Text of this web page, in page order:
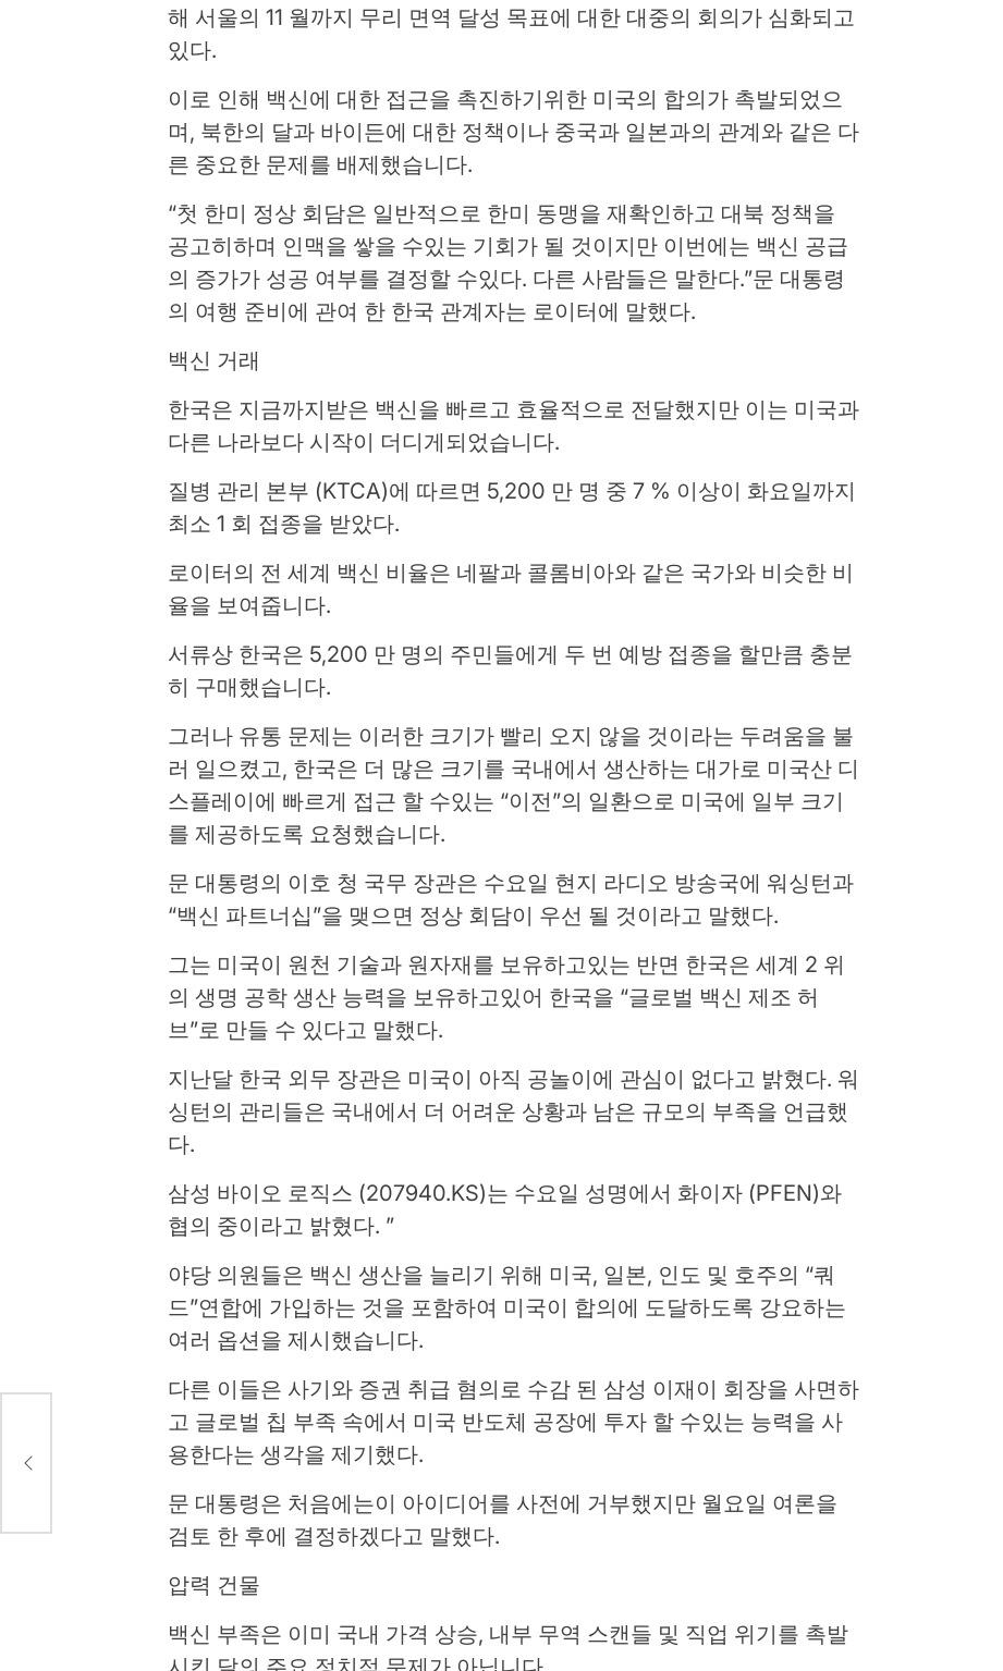
해 서울의 11 월까지 무리 면역 달성 목표에 대한 대중의 회의가 심화되고
있다.
이로 인해 백신에 대한 접근을 촉진하기위한 미국의 합의가 촉발되었으
며, 북한의 달과 바이든에 대한 정책이나 중국과 일본과의 관계와 같은 다
른 중요한 문제를 배제했습니다.
“첫 한미 정상 회담은 일반적으로 한미 동맹을 재확인하고 대북 정책을
공고히하며 인맥을 쌓을 수있는 기회가 될 것이지만 이번에는 백신 공급
의 증가가 성공 여부를 결정할 수있다. 다른 사람들은 말한다.”문 대통령
의 여행 준비에 관여 한 한국 관계자는 로이터에 말했다.
백신 거래
한국은 지금까지받은 백신을 빠르고 효율적으로 전달했지만 이는 미국과
다른 나라보다 시작이 더디게되었습니다.
질병 관리 본부 (KTCA)에 따르면 5,200 만 명 중 7 % 이상이 화요일까지
최소 1 회 접종을 받았다.
로이터의 전 세계 백신 비율은 네팔과 콜롬비아와 같은 국가와 비슷한 비
율을 보여줍니다.
서류상 한국은 5,200 만 명의 주민들에게 두 번 예방 접종을 할만큼 충분
히 구매했습니다.
그러나 유통 문제는 이러한 크기가 빨리 오지 않을 것이라는 두려움을 불
러 일으켰고, 한국은 더 많은 크기를 국내에서 생산하는 대가로 미국산 디
스플레이에 빠르게 접근 할 수있는 “이전”의 일환으로 미국에 일부 크기
를 제공하도록 요청했습니다.
문 대통령의 이호 청 국무 장관은 수요일 현지 라디오 방송국에 워싱턴과
“백신 파트너십”을 맺으면 정상 회담이 우선 될 것이라고 말했다.
그는 미국이 원천 기술과 원자재를 보유하고있는 반면 한국은 세계 2 위
의 생명 공학 생산 능력을 보유하고있어 한국을 “글로벌 백신 제조 허
브”로 만들 수 있다고 말했다.
지난달 한국 외무 장관은 미국이 아직 공놀이에 관심이 없다고 밝혔다. 워
싱턴의 관리들은 국내에서 더 어려운 상황과 남은 규모의 부족을 언급했
다.
삼성 바이오 로직스 (207940.KS)는 수요일 성명에서 화이자 (PFEN)와
협의 중이라고 밝혔다. ”
야당 의원들은 백신 생산을 늘리기 위해 미국, 일본, 인도 및 호주의 “쿼
드”연합에 가입하는 것을 포함하여 미국이 합의에 도달하도록 강요하는
여러 옵션을 제시했습니다.
다른 이들은 사기와 증권 취급 혐의로 수감 된 삼성 이재이 회장을 사면하
고 글로벌 칩 부족 속에서 미국 반도체 공장에 투자 할 수있는 능력을 사
용한다는 생각을 제기했다.
문 대통령은 처음에는이 아이디어를 사전에 거부했지만 월요일 여론을
검토 한 후에 결정하겠다고 말했다.
압력 건물
백신 부족은 이미 국내 가격 상승, 내부 무역 스캔들 및 직업 위기를 촉발